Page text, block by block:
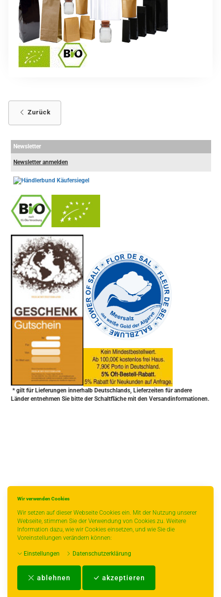
Wir verwenden Cookies
Wir setzen auf dieser Webseite Cookies ein. Mit der Nutzung unserer
Webseite, stimmen Sie der Verwendung von Cookies zu. Weitere
Information dazu, wie wir Cookies einsetzen, und wie Sie die
Voreinstellungen verändern können:
Einstellungen Datenschutzerklärung
ablehnen akzeptieren
Zurück
Newsletter
Newsletter anmelden
* gilt für Lieferungen innerhalb Deutschlands, Lieferzeiten für andere
Länder entnehmen Sie bitte der Schaltfläche mit den Versandinformationen.
Impressum-AGB-Zahlungs- und Versandbedingungen
Biozertifikat
Widerrufsrecht -